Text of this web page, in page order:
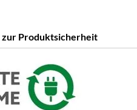
Produktsicherheit